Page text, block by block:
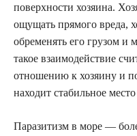
поверхности хозяина.
ощущать прямого вреда,
обременять его грузом
такое взаимодействие
отношению к хозяину и
находит стабильное
Паразитизм в море —